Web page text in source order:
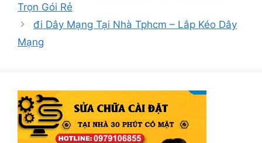
Trọn Gói Rẻ
đi Dây Mạng Tại Nhà Tphcm – Lắp Kéo Dây
Mạng